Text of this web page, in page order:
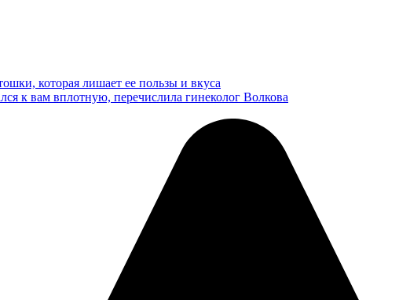
которая лишает ее пользы и вкуса
к вам вплотную, перечислила гинеколог Волкова